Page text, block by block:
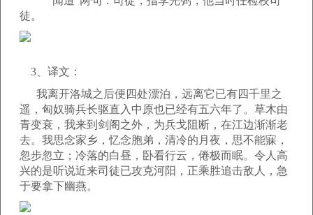
徒。
3、译文：
我离开洛城之后便四处漂泊，远离它已有四千里之
遥，匈奴骑兵长驱直入中原也已经有五六年了。草木由
青变衰，我来到剑阁之外，为兵戈阻断，在江边渐渐老
去。我思念家乡，忆念胞弟，清冷的月夜，思不能寐，
忽步忽立；冷落的白昼，卧看行云，倦极而眠。令人高
兴的是听说近来司徒已攻克河阳，正乘胜追击敌人，急
于要拿下幽燕。